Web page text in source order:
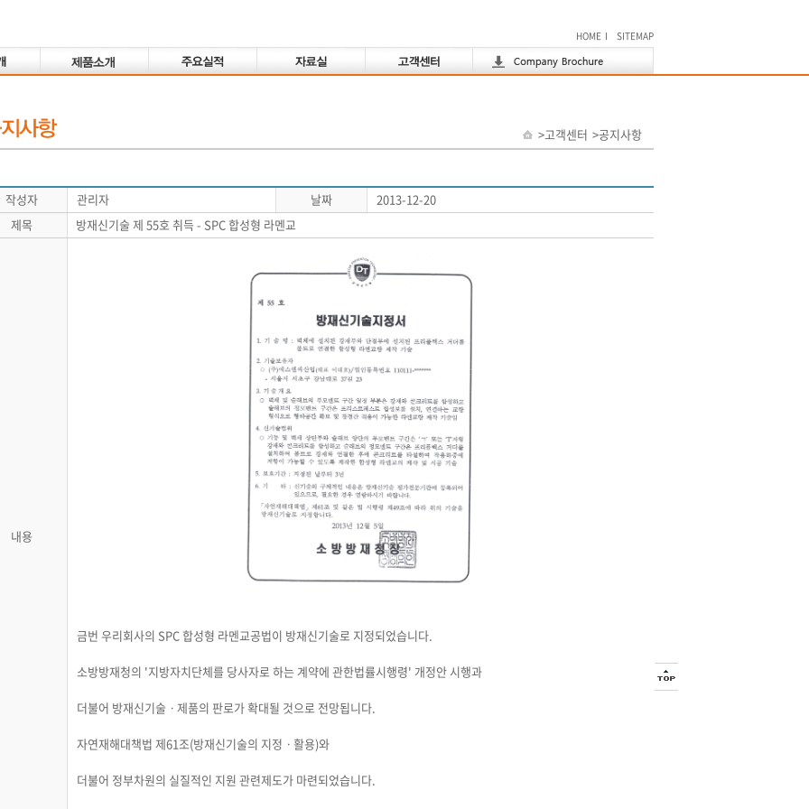
HOME I SITEMAP
>고객센터 >공지사항
작성자 관리자 날짜
2013-12-20
제목
방재신기술 제 55호 취득 - SPC 합성형 라멘교
내용
금번 우리회사의 SPC 합성형 라멘교공법이 방재신기술로 지정되었습니다.
소방방재청의 '지방자치단체를 당사자로 하는 계약에 관한법률시행령' 개정안 시행과
더불어 방재신기술ㆍ제품의 판로가 확대될 것으로 전망됩니다.
자연재해대책법 제61조(방재신기술의 지정ㆍ활용)와
더불어 정부차원의 실질적인 지원 관련제도가 마련되었습니다.